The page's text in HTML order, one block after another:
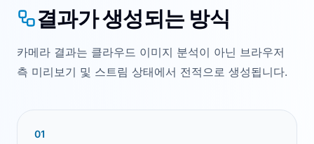
결과가 생성되는 방식
카메라 결과는 클라우드 이미지 분석이 아닌 브라우저
측 미리보기 및 스트림 상태에서 전적으로 생성됩니다.
01